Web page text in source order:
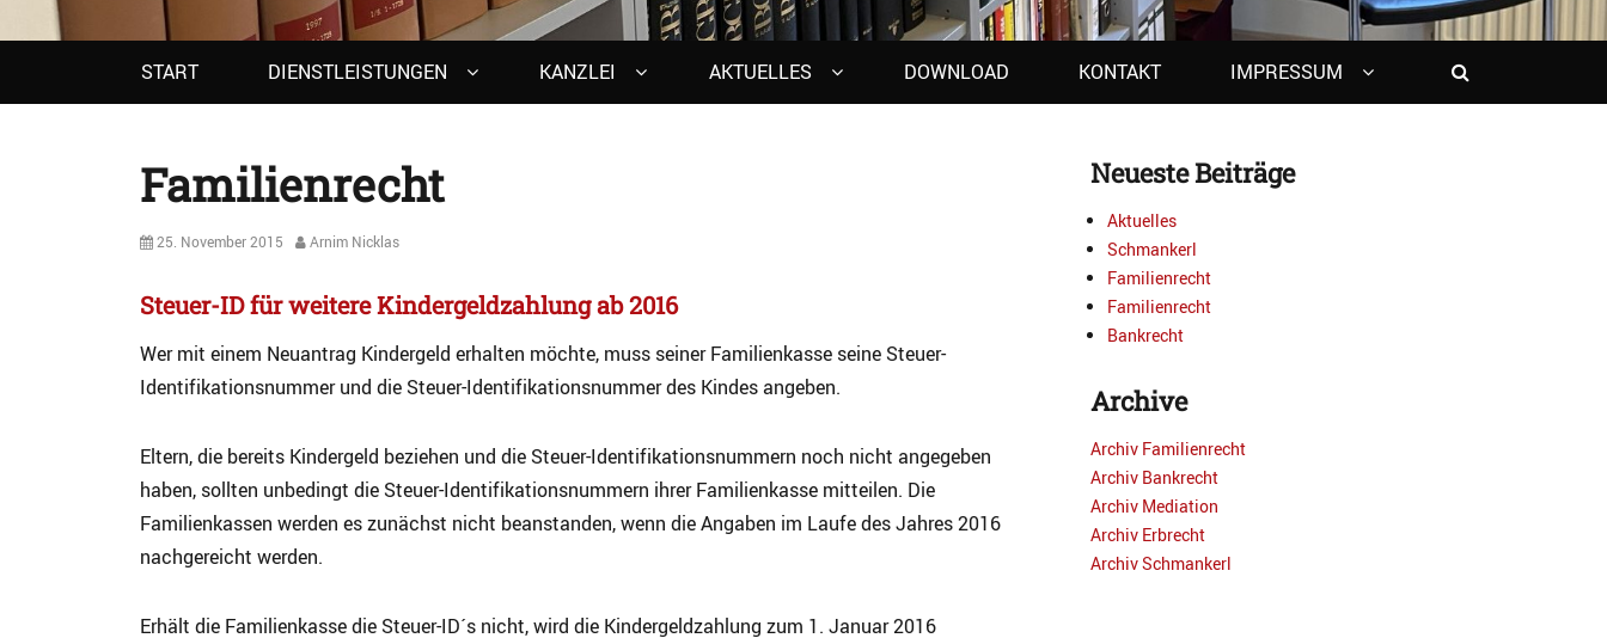
Primary
menu
START DIENSTLEISTUNGEN KANZLEI AKTUELLES DOWNLOAD KONTAKT IMPRESSUM
Familienrecht
Posted
25. November 2015 Author
Arnim Nicklas
Steuer-ID für weitere Kindergeldzahlung ab 2016
Wer mit einem Neuantrag Kindergeld erhalten möchte, muss seiner Familienkasse seine Steuer-
Identifikationsnummer und die Steuer-Identifikationsnummer des Kindes angeben.
Eltern, die bereits Kindergeld beziehen und die Steuer-Identifikationsnummern noch nicht angegeben
haben, sollten unbedingt die Steuer-Identifikationsnummern ihrer Familienkasse mitteilen. Die
Familienkassen werden es zunächst nicht beanstanden, wenn die Angaben im Laufe des Jahres 2016
nachgereicht werden.
Erhält die Familienkasse die Steuer-ID´s nicht, wird die Kindergeldzahlung zum 1. Januar 2016
Neueste Beiträge
Aktuelles
Schmankerl
Familienrecht
Familienrecht
Bankrecht
Archive
Archiv Familienrecht
Archiv Bankrecht
Archiv Mediation
Archiv Erbrecht
Archiv Schmankerl